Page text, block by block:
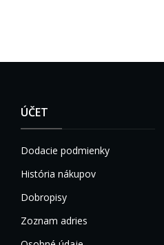
ÚČET
Dodacie podmienky
História nákupov
Dobropisy
Zoznam adries